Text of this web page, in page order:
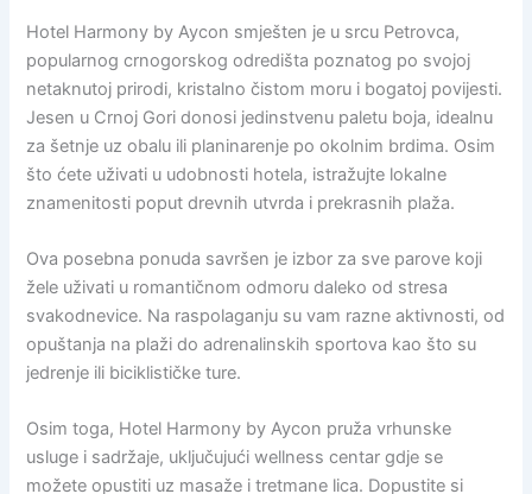
Hotel Harmony by Aycon smješten je u srcu Petrovca,
popularnog crnogorskog odredišta poznatog po svojoj
netaknutoj prirodi, kristalno čistom moru i bogatoj povijesti.
Jesen u Crnoj Gori donosi jedinstvenu paletu boja, idealnu
za šetnje uz obalu ili planinarenje po okolnim brdima. Osim
što ćete uživati u udobnosti hotela, istražujte lokalne
znamenitosti poput drevnih utvrda i prekrasnih plaža.
Ova posebna ponuda savršen je izbor za sve parove koji
žele uživati u romantičnom odmoru daleko od stresa
svakodnevice. Na raspolaganju su vam razne aktivnosti, od
opuštanja na plaži do adrenalinskih sportova kao što su
jedrenje ili biciklističke ture.
Osim toga, Hotel Harmony by Aycon pruža vrhunske
usluge i sadržaje, uključujući wellness centar gdje se
možete opustiti uz masaže i tretmane lica. Dopustite si